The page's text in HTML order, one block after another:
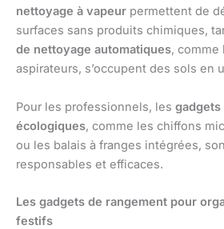
nettoyage à vapeur permettent de
surfaces sans produits chimiques,
de nettoyage automatiques, comme
aspirateurs, s’occupent des sols en
Pour les professionnels, les gadgets
écologiques, comme les chiffons
ou les balais à franges intégrées,
responsables et efficaces.
Les gadgets de rangement pour
festifs